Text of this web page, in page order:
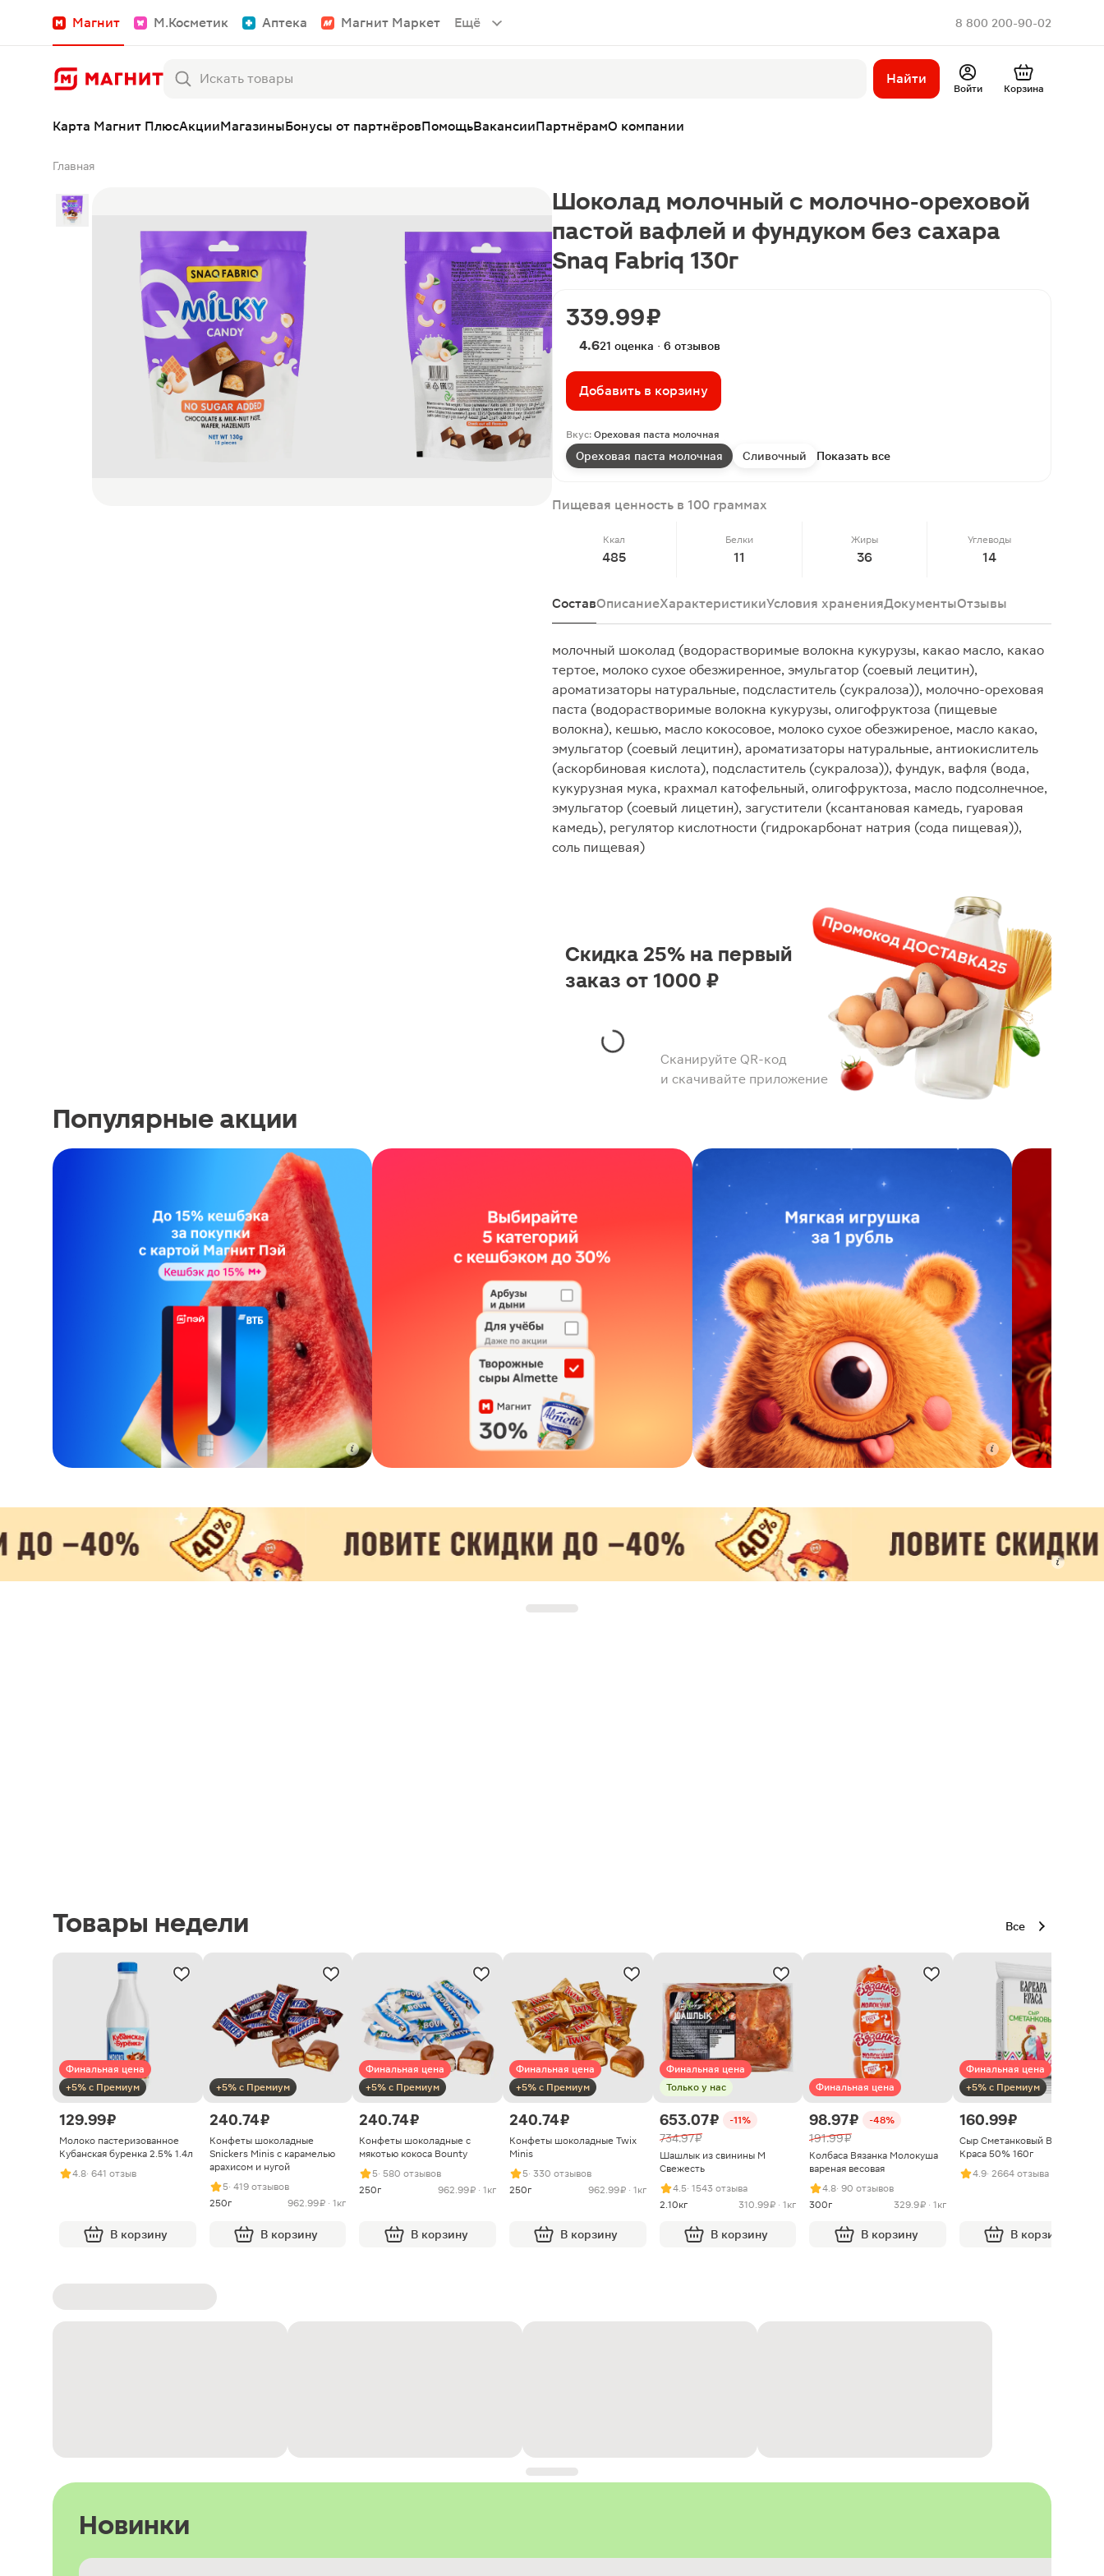
Магнит М.Косметик Аптека Магнит Маркет Ещё 8 800 200-90-02
Найти
Войти Корзина
Карта Магнит ПлюсАкцииМагазиныБонусы от партнёровПомощьВакансииПартнёрамО компании
Главная
Шоколад молочный с молочно-ореховой
пастой вафлей и фундуком без сахара
Snaq Fabriq 130г
339.99 ₽
4.621 оценка · 6 отзывов
Добавить в корзину
Вкус: Ореховая паста молочная
Ореховая паста молочная Сливочный Показать все
Пищевая ценность в 100 граммах
Ккал
485
Белки
11
Жиры
36
Углеводы
14
СоставОписаниеХарактеристикиУсловия храненияДокументыОтзывы
молочный шоколад (водорастворимые волокна кукурузы, какао масло, какао
тертое, молоко сухое обезжиренное, эмульгатор (соевый лецитин),
ароматизаторы натуральные, подсластитель (сукралоза)), молочно-ореховая
паста (водорастворимые волокна кукурузы, олигофруктоза (пищевые
волокна), кешью, масло кокосовое, молоко сухое обезжиреное, масло какао,
эмульгатор (соевый лецитин), ароматизаторы натуральные, антиокислитель
(аскорбиновая кислота), подсластитель (сукралоза)), фундук, вафля (вода,
кукурузная мука, крахмал катофельный, олигофруктоза, масло подсолнечное,
эмульгатор (соевый лицетин), загустители (ксантановая камедь, гуаровая
камедь), регулятор кислотности (гидрокарбонат натрия (сода пищевая)),
соль пищевая)
Сканируйте QR-код
и скачивайте приложение
Скидка 25% на первый
заказ от 1000 ₽
Популярные акции
Товары недели Все
Финальная цена
+5% с Премиум
129.99 ₽
Молоко пастеризованное
Кубанская буренка 2.5% 1.4л
4.8· 641 отзыв
В корзину
+5% с Премиум
240.74 ₽
Конфеты шоколадные
Snickers Minis с карамелью
арахисом и нугой
5· 419 отзывов
250г
962.99 ₽ · 1кг
В корзину
Финальная цена
+5% с Премиум
240.74 ₽
Конфеты шоколадные с
мякотью кокоса Bounty
5· 580 отзывов
250г
962.99 ₽ · 1кг
В корзину
Финальная цена
+5% с Премиум
240.74 ₽
Конфеты шоколадные Twix
Minis
5· 330 отзывов
250г
962.99 ₽ · 1кг
В корзину
Финальная цена
Только у нас
653.07 ₽ -11%
734.97 ₽
Шашлык из свинины М
Свежесть
4.5· 1543 отзыва
2.10кг
310.99 ₽ · 1кг
В корзину
Финальная цена
98.97 ₽ -48%
191.99 ₽
Колбаса Вязанка Молокуша
вареная весовая
4.8· 90 отзывов
300г
329.9 ₽ · 1кг
В корзину
Финальная цена
+5% с Премиум
160.99 ₽
Сыр Сметанковый Варвара
Краса 50% 160г
4.9· 2664 отзыва
В корзину
Новинки